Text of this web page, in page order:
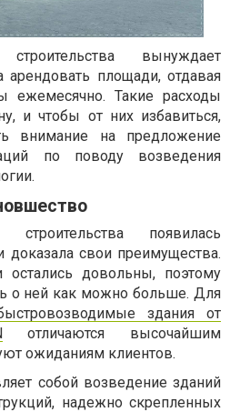
вынуждает
арендовать площади, отдавая
Такие расходы
и чтобы от них избавиться,
внимание на предложение
по поводу возведения
строительства появилась
доказала свои преимущества.
остались довольны, поэтому
о ней как можно больше. Для
здания от
отличаются высочайшим
ожиданиям клиентов.
собой возведение зданий
надежно скрепленных